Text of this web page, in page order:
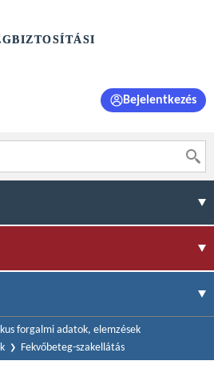
Bejelentkezés
forgalmi adatok, elemzések
Fekvőbeteg-szakellátás